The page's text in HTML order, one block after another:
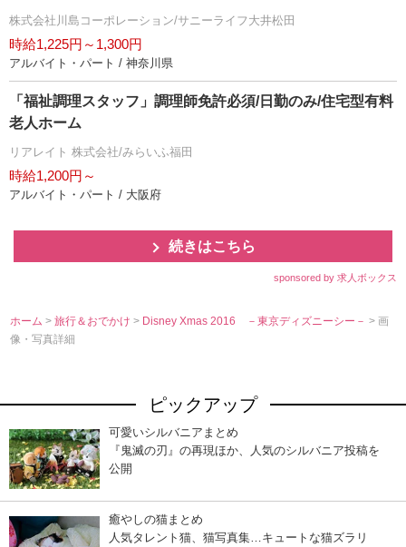
株式会社川島コーポレーション/サニーライフ大井松田
時給1,225円～1,300円
アルバイト・パート / 神奈川県
「福祉調理スタッフ」調理師免許必須/日勤のみ/住宅型有料
老人ホーム
リアレイト 株式会社/みらいふ福田
時給1,200円～
アルバイト・パート / 大阪府
続きはこちら
sponsored by 求人ボックス
ホーム >旅行＆おでかけ> Disney Xmas 2016 －東京ディズニーシー－> 画
像・写真詳細
ピックアップ
可愛いシルバニアまとめ
『鬼滅の刃』の再現ほか、人気のシルバニア投稿を
公開
癒やしの猫まとめ
人気タレント猫、猫写真集…キュートな猫ズラリ